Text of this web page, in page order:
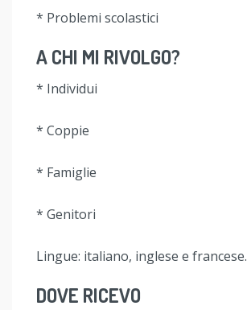
* Problemi scolastici
A CHI MI RIVOLGO?
* Individui
* Coppie
* Famiglie
* Genitori
Lingue: italiano, inglese e francese.
DOVE RICEVO